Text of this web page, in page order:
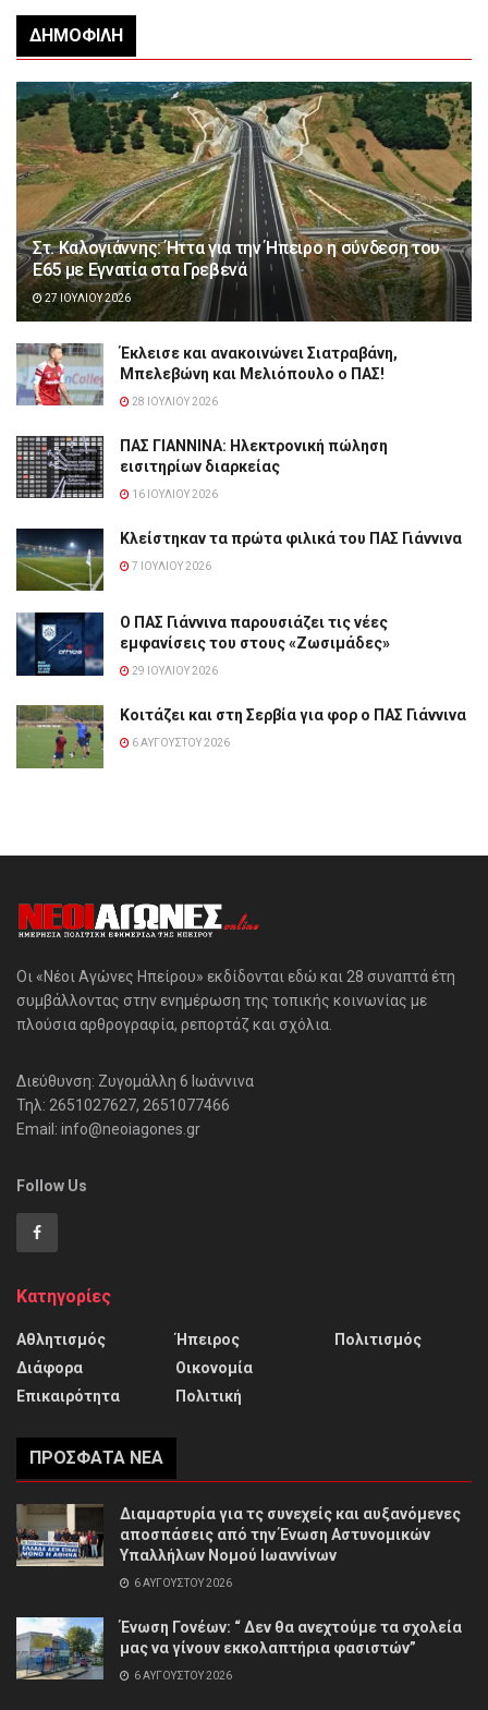
ΔΗΜΟΦΙΛΉ
Στ. Καλογιάννης: Ήττα για την Ήπειρο η σύνδεση του
Ε65 με Εγνατία στα Γρεβενά
27 ΙΟΥΛΊΟΥ 2026
Έκλεισε και ανακοινώνει Σιατραβάνη,
Μπελεβώνη και Μελιόπουλο ο ΠΑΣ!
28 ΙΟΥΛΊΟΥ 2026
ΠΑΣ ΓΙΑΝΝΙΝΑ: Hλεκτρονική πώληση
εισιτηρίων διαρκείας
16 ΙΟΥΛΊΟΥ 2026
Κλείστηκαν τα πρώτα φιλικά του ΠΑΣ Γιάννινα
7 ΙΟΥΛΊΟΥ 2026
Ο ΠΑΣ Γιάννινα παρουσιάζει τις νέες
εμφανίσεις του στους «Ζωσιμάδες»
29 ΙΟΥΛΊΟΥ 2026
Κοιτάζει και στη Σερβία για φορ ο ΠΑΣ Γιάννινα
6 ΑΥΓΟΎΣΤΟΥ 2026
Οι «Νέοι Αγώνες Ηπείρου» εκδίδονται εδώ και 28 συναπτά έτη
συμβάλλοντας στην ενημέρωση της τοπικής κοινωνίας με
πλούσια αρθρογραφία, ρεπορτάζ και σχόλια.
Διεύθυνση: Ζυγομάλλη 6 Ιωάννινα
Τηλ: 2651027627, 2651077466
Email: info@neoiagones.gr
Follow Us
Κατηγορίες
Αθλητισμός
Διάφορα
Επικαιρότητα
Ήπειρος
Οικονομία
Πολιτική
Πολιτισμός
ΠΡΌΣΦΑΤΑ ΝΈΑ
Διαμαρτυρία για τς συνεχείς και αυξανόμενες
αποσπάσεις από την Ένωση Αστυνομικών
Υπαλλήλων Νομού Ιωαννίνων
6 ΑΥΓΟΎΣΤΟΥ 2026
Ένωση Γονέων: “ Δεν θα ανεχτούμε τα σχολεία
μας να γίνουν εκκολαπτήρια φασιστών”
6 ΑΥΓΟΎΣΤΟΥ 2026